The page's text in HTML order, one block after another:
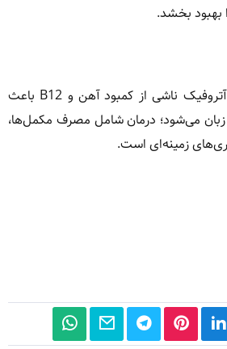
بهبود بخشد.
زبان کم‌خونی یا گلسیت آتروفیک ناشی از کمبود آهن و B12 باعث
می‌شود؛ درمان شامل مصرف مکمل‌ها،
زمینه‌ای است.